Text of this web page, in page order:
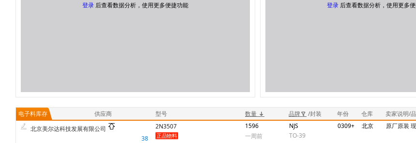
登录 后查看数据分析，使用更多便捷功能 登录 后查看数据分析，使用更多
电子料库存 供应商 型号 数量 品牌 /封装 年份 仓库 卖家说明/
北京美尔达科技发展有限公司
38
2N3507
1596
一周前
NJS
TO-39
0309+ 北京 原厂原装